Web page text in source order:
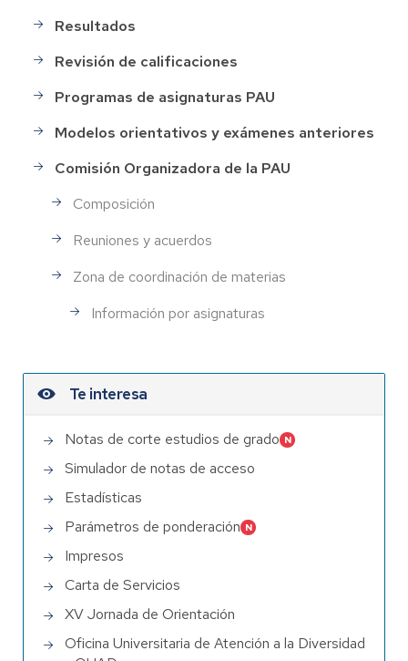
Resultados
Revisión de calificaciones
Programas de asignaturas PAU
Modelos orientativos y exámenes anteriores
Comisión Organizadora de la PAU
Composición
Reuniones y acuerdos
Zona de coordinación de materias
Información por asignaturas
Te interesa
Notas de corte estudios de grado
Simulador de notas de acceso
Estadísticas
Parámetros de ponderación
Impresos
Carta de Servicios
XV Jornada de Orientación
Oficina Universitaria de Atención a la Diversidad